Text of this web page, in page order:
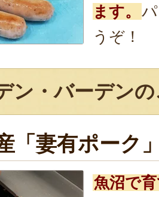
ます。
うぞ！
ン・バーデン
「妻有ポーク
魚沼で